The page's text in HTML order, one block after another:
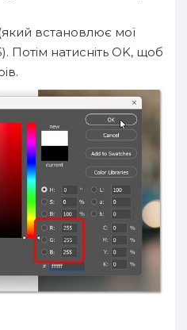
встановлює мої
Потім натисніть OK, щоб